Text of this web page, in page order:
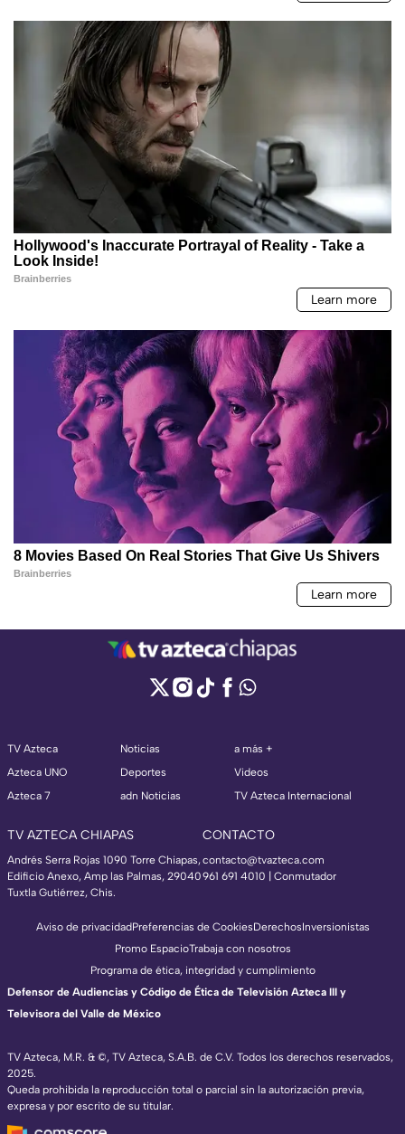
TV Azteca
Azteca UNO
Azteca 7
Noticias
Deportes
adn Noticias
a más +
Videos
TV Azteca Internacional
TV AZTECA CHIAPAS
Andrés Serra Rojas 1090 Torre Chiapas,
Edificio Anexo, Amp las Palmas, 29040
Tuxtla Gutiérrez, Chis.
CONTACTO
contacto@tvazteca.com
961 691 4010 | Conmutador
TV Azteca, M.R. & ©, TV Azteca, S.A.B. de C.V. Todos los derechos reservados,
2025.
Queda prohibida la reproducción total o parcial sin la autorización previa,
expresa y por escrito de su titular.
Aviso de privacidadPreferencias de CookiesDerechosInversionistas
Promo EspacioTrabaja con nosotros
Programa de ética, integridad y cumplimiento
Defensor de Audiencias y Código de Ética de Televisión Azteca III y
Televisora del Valle de México